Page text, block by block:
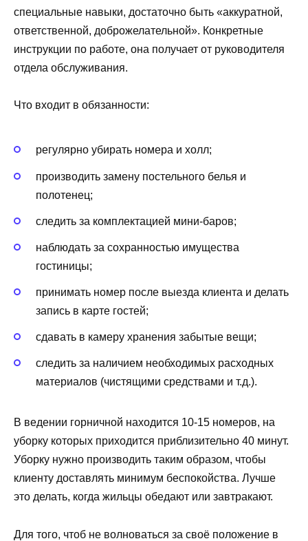
специальные навыки, достаточно быть «аккуратной,
ответственной, доброжелательной». Конкретные
инструкции по работе, она получает от руководителя
отдела обслуживания.
Что входит в обязанности:
регулярно убирать номера и холл;
производить замену постельного белья и
полотенец;
следить за комплектацией мини-баров;
наблюдать за сохранностью имущества
гостиницы;
принимать номер после выезда клиента и делать
запись в карте гостей;
сдавать в камеру хранения забытые вещи;
следить за наличием необходимых расходных
материалов (чистящими средствами и т.д.).
В ведении горничной находится 10-15 номеров, на
уборку которых приходится приблизительно 40 минут.
Уборку нужно производить таким образом, чтобы
клиенту доставлять минимум беспокойства. Лучше
это делать, когда жильцы обедают или завтракают.
Для того, чтоб не волноваться за своё положение в